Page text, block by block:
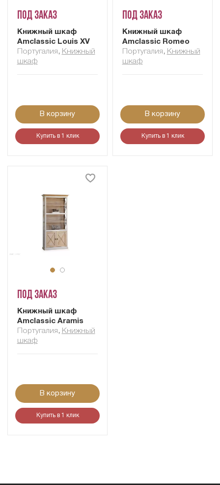
Под заказ
Книжный шкаф
Amclassic Louis XV
Португалия , Книжный
шкаф
В корзину
Купить в 1 клик
Под заказ
Книжный шкаф
Amclassic Romeo
Португалия , Книжный
шкаф
В корзину
Купить в 1 клик
Под заказ
Книжный шкаф
Amclassic Aramis
Португалия , Книжный
шкаф
В корзину
Купить в 1 клик